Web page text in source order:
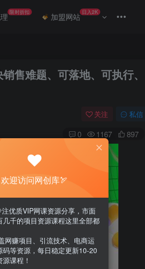
限时折扣 加盟网站 日入2K
售难题、可落地、可执行、
关注 私信
0 1167 897
欢迎访问网创库🏹
优质VIP网课资源分享，市面
几千的项目资源课程这里全部都
网赚项目、引流技术、电商运
码等资源，每日稳定更新10-20
课程！